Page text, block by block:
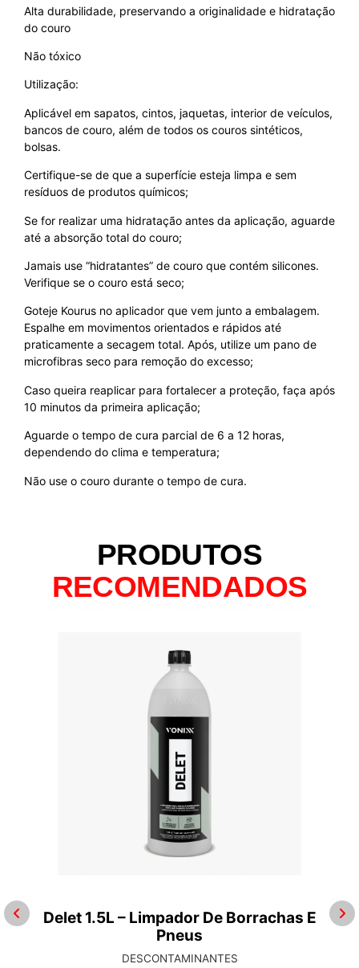
Alta durabilidade, preservando a originalidade e hidratação
do couro
Não tóxico
Utilização:
Aplicável em sapatos, cintos, jaquetas, interior de veículos,
bancos de couro, além de todos os couros sintéticos,
bolsas.
Certifique-se de que a superfície esteja limpa e sem
resíduos de produtos químicos;
Se for realizar uma hidratação antes da aplicação, aguarde
até a absorção total do couro;
Jamais use “hidratantes” de couro que contém silicones.
Verifique se o couro está seco;
Goteje Kourus no aplicador que vem junto a embalagem.
Espalhe em movimentos orientados e rápidos até
praticamente a secagem total. Após, utilize um pano de
microfibras seco para remoção do excesso;
Caso queira reaplicar para fortalecer a proteção, faça após
10 minutos da primeira aplicação;
Aguarde o tempo de cura parcial de 6 a 12 horas,
dependendo do clima e temperatura;
Não use o couro durante o tempo de cura.
PRODUTOS
RECOMENDADOS
Delet 1.5L – Limpador De Borrachas E
Pneus
DESCONTAMINANTES